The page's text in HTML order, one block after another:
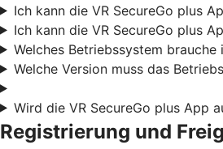
Ich kann die VR SecureGo plus
Ich kann die VR SecureGo plus
Welches Betriebssystem
Welche Version muss das
Wird die VR SecureGo plus App
Registrierung und